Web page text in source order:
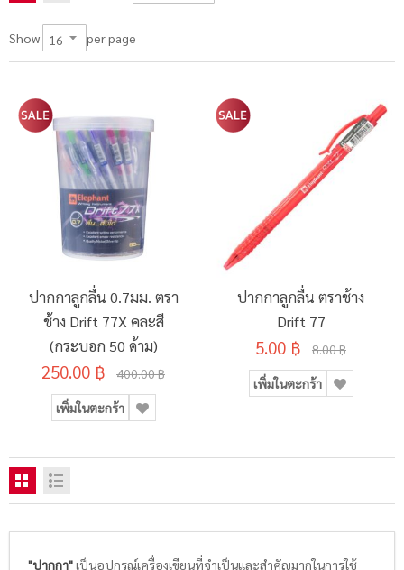
Show per page
ปากกาลูกลื่น 0.7มม. ตรา
ช้าง Drift 77X คละสี
(กระบอก 50 ด้าม)
250.00 ฿ 400.00 ฿
เพิ่มในตะกร้า
ปากกาลูกลื่น ตราช้าง
Drift 77
5.00 ฿ 8.00 ฿
เพิ่มในตะกร้า
"ปากกา"เป็นอุปกรณ์เครื่องเขียนที่จำเป็นและสำคัญมากในการใช้